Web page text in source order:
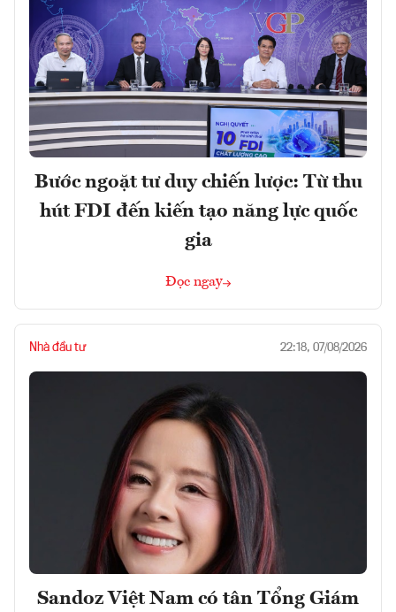
Bước ngoặt tư duy chiến lược: Từ thu
hút FDI đến kiến tạo năng lực quốc
gia
Đọc ngay
Nhà đầu tư 22:18, 07/08/2026
Sandoz Việt Nam có tân Tổng Giám